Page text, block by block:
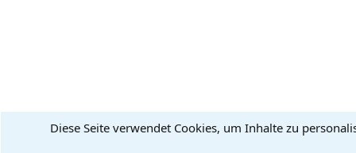
Diese Seite verwendet Cookies, um Inhalte zu